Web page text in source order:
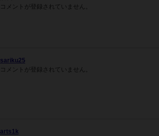
コメントが登録されていません。
sariku25
コメントが登録されていません。
arts1k